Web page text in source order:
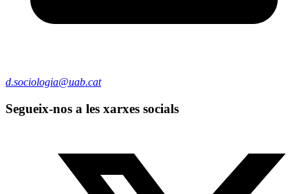
d.sociologia@uab.cat
Segueix-nos a les xarxes socials